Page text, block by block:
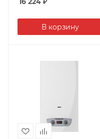
В корзину